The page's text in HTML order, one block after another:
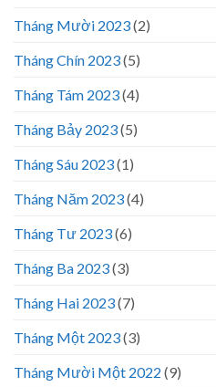
Tháng Mười 2023(2)
Tháng Chín 2023(5)
Tháng Tám 2023(4)
Tháng Bảy 2023(5)
Tháng Sáu 2023(1)
Tháng Năm 2023(4)
Tháng Tư 2023(6)
Tháng Ba 2023(3)
Tháng Hai 2023(7)
Tháng Một 2023(3)
Tháng Mười Một 2022 (9)